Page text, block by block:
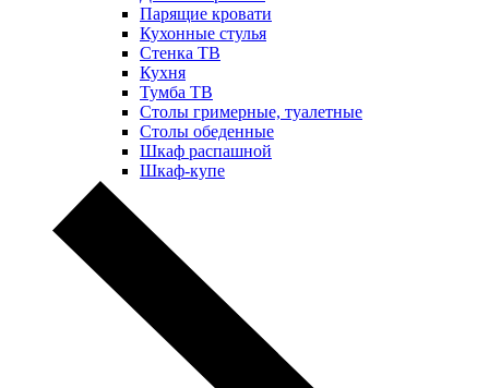
Парящие кровати
Кухонные стулья
Стенка ТВ
Кухня
Тумба ТВ
Столы гримерные, туалетные
Столы обеденные
Шкаф распашной
Шкаф-купе